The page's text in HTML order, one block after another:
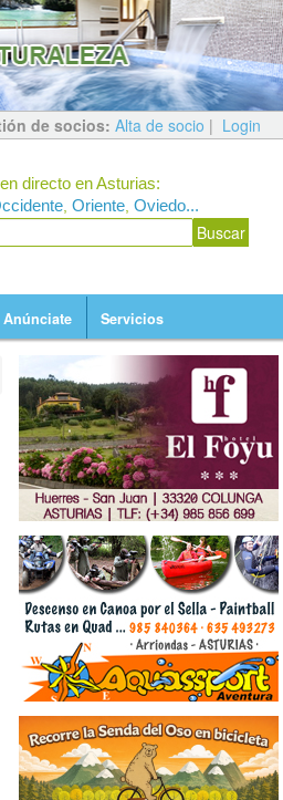
Login
de socios: Alta de socio |
directo en Asturias:
, Oriente, Oviedo...
Anúnciate Servicios